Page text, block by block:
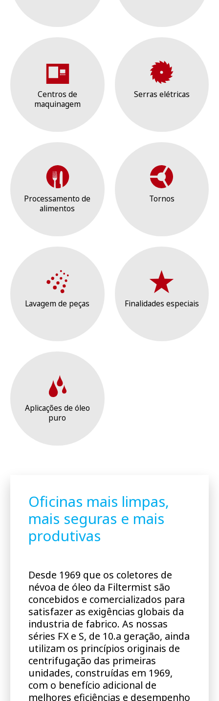
Centros de
maquinagem
Serras elétricas
Processamento de
alimentos
Tornos
Lavagem de peças Finalidades especiais
Aplicações de óleo
puro
Oficinas mais limpas,
mais seguras e mais
produtivas
Desde 1969 que os coletores de
névoa de óleo da Filtermist são
concebidos e comercializados para
satisfazer as exigências globais da
industria de fabrico. As nossas
séries FX e S, de 10.a geração, ainda
utilizam os princípios originais de
centrifugação das primeiras
unidades, construídas em 1969,
com o benefício adicional de
melhores eficiências e desempenho